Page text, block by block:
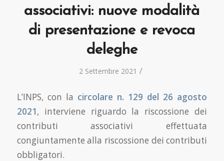
associativi: nuove modalità
di presentazione e revoca
deleghe
2 Settembre 2021 /
L’INPS, con la circolare n. 129 del 26 agosto
2021, interviene riguardo la riscossione dei
contributi associativi effettuata
congiuntamente alla riscossione dei contributi
obbligatori.